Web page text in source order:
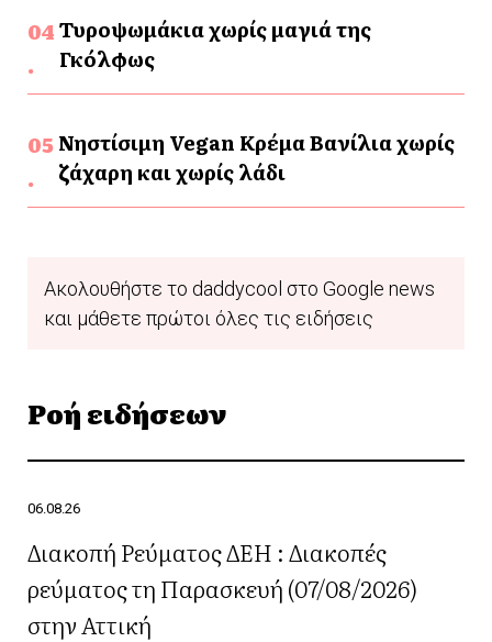
Τυροψωμάκια χωρίς μαγιά της
Γκόλφως
Νηστίσιμη Vegan Κρέμα Βανίλια χωρίς
ζάχαρη και χωρίς λάδι
Ακολουθήστε το daddycool στο Google news
και μάθετε πρώτοι όλες τις ειδήσεις
Ροή ειδήσεων
06.08.26
Διακοπή Ρεύματος ΔΕΗ : Διακοπές
ρεύματος τη Παρασκευή (07/08/2026)
στην Αττική